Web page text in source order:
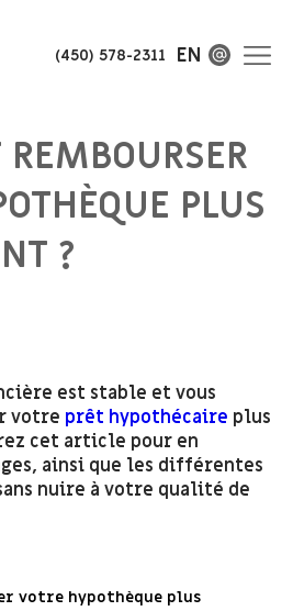
(450) 578-2311 EN
PLUS
?
est stable et vous
votre prêt hypothécaire plus
cet article pour en
ainsi que les différentes
nuire à votre qualité de
votre hypothèque plus